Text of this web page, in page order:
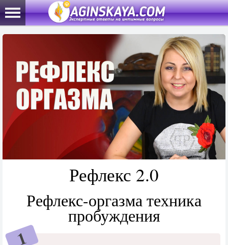
Рефлекс 2.0
Рефлекс-оргазма техника
пробуждения